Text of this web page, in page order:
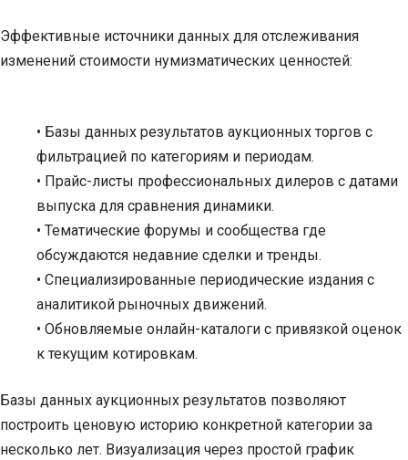
Эффективные источники данных для отслеживания
изменений стоимости нумизматических ценностей:
• Базы данных результатов аукционных торгов с
фильтрацией по категориям и периодам.
• Прайс-листы профессиональных дилеров с датами
выпуска для сравнения динамики.
• Тематические форумы и сообщества где
обсуждаются недавние сделки и тренды.
• Специализированные периодические издания с
аналитикой рыночных движений.
• Обновляемые онлайн-каталоги с привязкой оценок
к текущим котировкам.
Базы данных аукционных результатов позволяют
построить ценовую историю конкретной категории за
несколько лет. Визуализация через простой график